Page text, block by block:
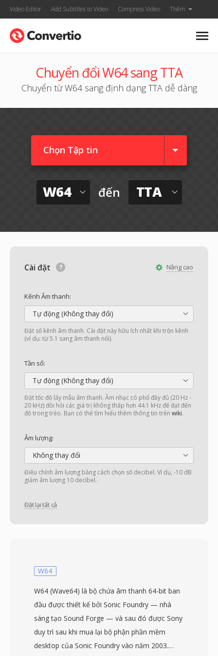
Video Editor Add Subtitles to Video Compress Video Thêm
Chuyển đổi W64 sang TTA
Chuyển từ W64 sang định dạng TTA dễ dàng
Chọn Tập tin
W64 đến TTA
Nâng cao
Cài đặt
Kênh Âm thanh:
Tự động (Không thay đổi)
Đặt số kênh âm thanh. Cài đặt này hữu ích nhất khi trộn kênh
(ví dụ: từ 5.1 sang âm thanh nổi).
Tần số:
Tự động (Không thay đổi)
Đặt tốc độ lấy mẫu âm thanh. Âm nhạc có phổ đầy đủ (20 Hz -
20 kHz) đòi hỏi các giá trị không thấp hơn 44.1 kHz để đạt đến
độ trong trẻo. Bạn có thể tìm hiểu thêm thông tin trên wiki.
Âm lượng:
Không thay đổi
Điều chỉnh âm lượng bằng cách chọn số decibel. Ví dụ, -10 dB
giảm âm lượng 10 decibel.
Đặt lại tất cả
W64
W64 (Wave64) là bộ chứa âm thanh 64-bit ban
đầu được thiết kế bởi Sonic Foundry — nhà
sáng tạo Sound Forge — và sau đó được Sony
duy trì sau khi mua lại bộ phận phần mềm
desktop của Sonic Foundry vào năm 2003.